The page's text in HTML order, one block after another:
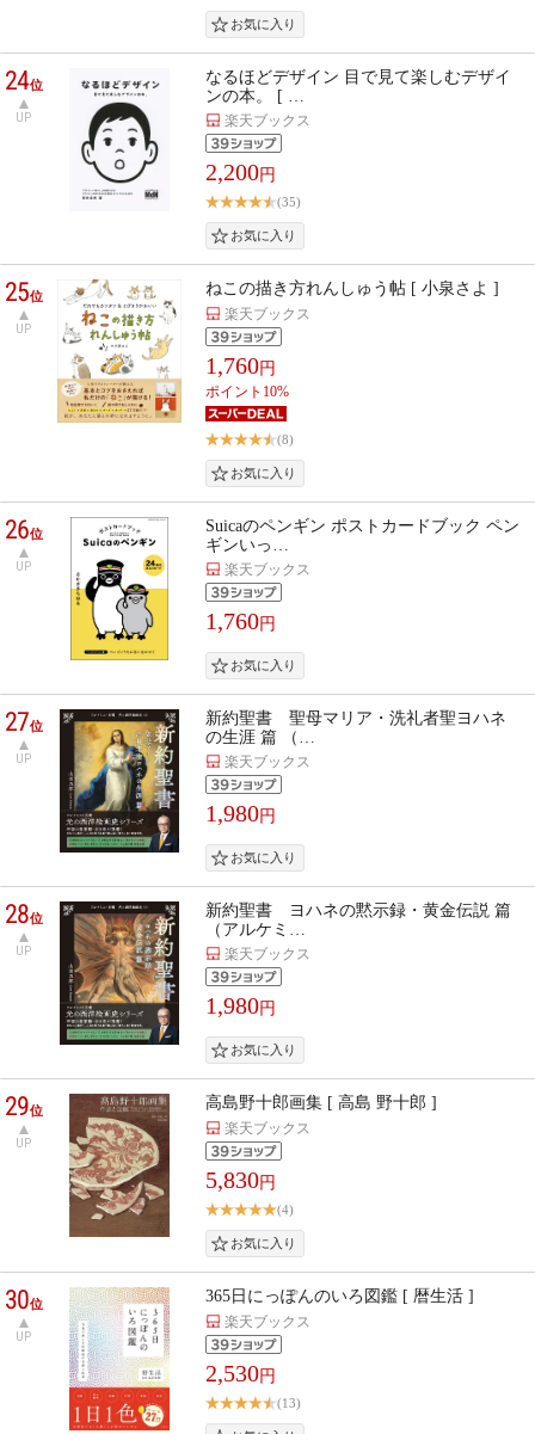
24位
UP
なるほどデザイン 目で見て楽しむデザイ
ンの本。 [ …
楽天ブックス
2,200円
(35)
25位
UP
ねこの描き方れんしゅう帖 [ 小泉さよ ]
楽天ブックス
1,760円
ポイント10%
(8)
26位
UP
Suicaのペンギン ポストカードブック ペン
ギンいっ…
楽天ブックス
1,760円
27位
UP
新約聖書 聖母マリア・洗礼者聖ヨハネ
の生涯 篇 （…
楽天ブックス
1,980円
28位
UP
新約聖書 ヨハネの黙示録・黄金伝説 篇
（アルケミ…
楽天ブックス
1,980円
29位
UP
高島野十郎画集 [ 高島 野十郎 ]
楽天ブックス
5,830円
(4)
30位
UP
365日にっぽんのいろ図鑑 [ 暦生活 ]
楽天ブックス
2,530円
(13)